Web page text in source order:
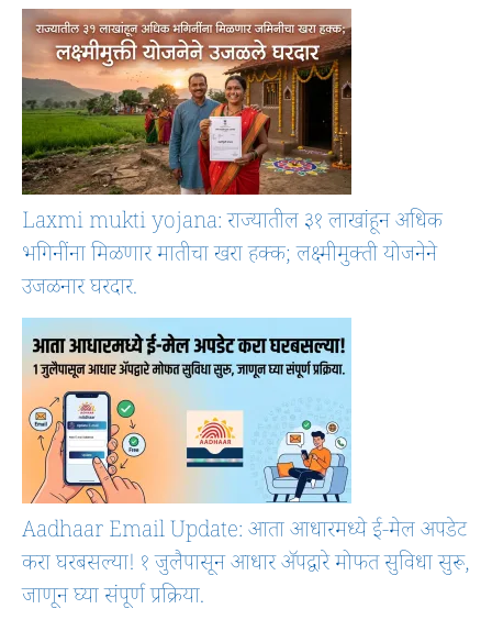
Laxmi mukti yojana: राज्यातील ३१ लाखांहून अधिक
भगिनींना मिळणार मातीचा खरा हक्क; लक्ष्मीमुक्ती योजनेने
उजळनार घरदार.
Aadhaar Email Update: आता आधारमध्ये ई-मेल अपडेट
करा घरबसल्या! १ जुलैपासून आधार ॲपद्वारे मोफत सुविधा सुरू,
जाणून घ्या संपूर्ण प्रक्रिया.